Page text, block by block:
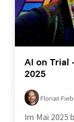
AI on Trial
2025
Florian
Im Mai 2025